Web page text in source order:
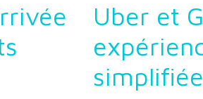
Uber et
simplifiée